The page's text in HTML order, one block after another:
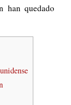
han quedado